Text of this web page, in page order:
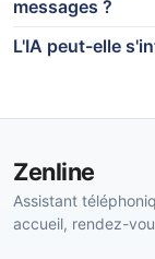
messages ?
L'IA peut-elle
Zenline
Assistant
accueil, rendez-